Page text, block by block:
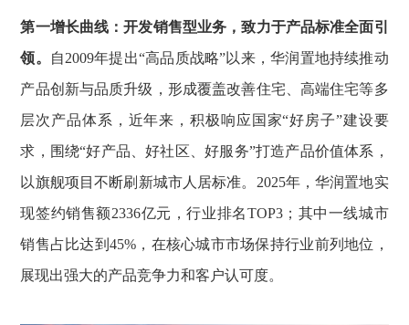
第一增长曲线：开发销售型业务，致力于产品标准全面引
领。
自2009年提出“高品质战略”以来，华润置地持续推动
产品创新与品质升级，形成覆盖改善住宅、高端住宅等多
层次产品体系，近年来，积极响应国家“好房子”建设要
求，围绕“好产品、好社区、好服务”打造产品价值体系，
以旗舰项目不断刷新城市人居标准。2025年，华润置地实
现签约销售额2336亿元，行业排名TOP3；其中一线城市
销售占比达到45%，在核心城市市场保持行业前列地位，
展现出强大的产品竞争力和客户认可度。